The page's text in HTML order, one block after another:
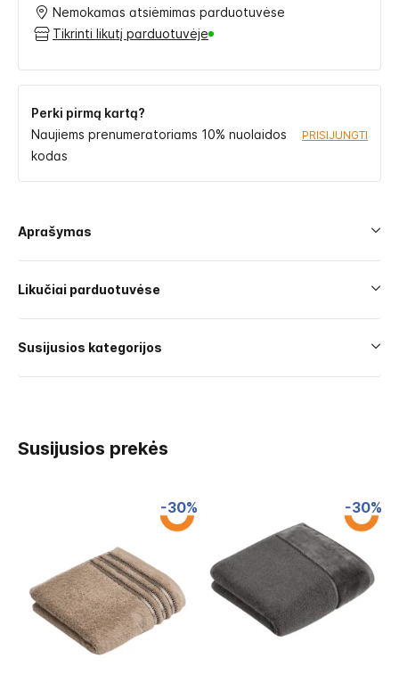
Nemokamas atsiėmimas parduotuvėse
Tikrinti likutį parduotuvėje
Perki pirmą kartą?
Naujiems prenumeratoriams 10% nuolaidos
kodas
PRISIJUNGTI
Aprašymas
Likučiai parduotuvėse
Susijusios kategorijos
Susijusios prekės
-30% -30%